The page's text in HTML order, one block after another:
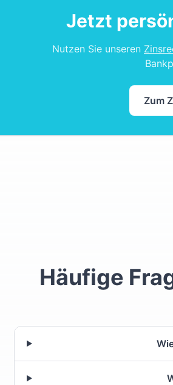
Jetzt
Nutzen Sie unseren
Zum
Häufige